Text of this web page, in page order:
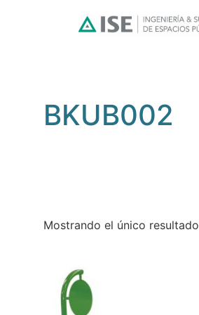
BKUB002
Mostrando el único resultado